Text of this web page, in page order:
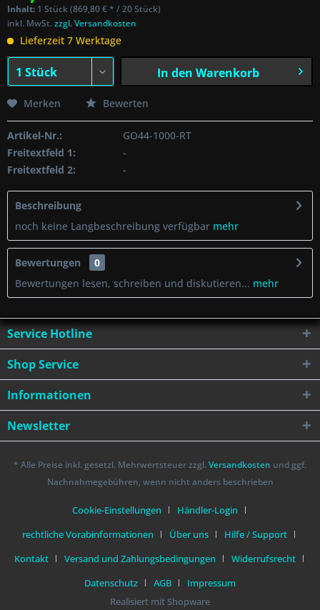
Inhalt: 1 Stück (869,80 € * / 20 Stück)
inkl. MwSt.zzgl. Versandkosten
Lieferzeit 7 Werktage
In den Warenkorb
Merken Bewerten
Artikel-Nr.:
GO44-1000-RT
Freitextfeld 1:
-
Freitextfeld 2:
-
Beschreibung
noch keine Langbeschreibung verfügbar mehr
Bewertungen
0
Bewertungen lesen, schreiben und diskutieren... mehr
Service Hotline
Shop Service
Informationen
Newsletter
* Alle Preise inkl. gesetzl. Mehrwertsteuer zzgl. Versandkosten und ggf.
Nachnahmegebühren, wenn nicht anders beschrieben
Cookie-Einstellungen
Händler-Login
rechtliche Vorabinformationen
Über uns
Hilfe / Support
Kontakt
Versand und Zahlungsbedingungen
Widerrufsrecht
Datenschutz
AGB
Impressum
Realisiert mit Shopware